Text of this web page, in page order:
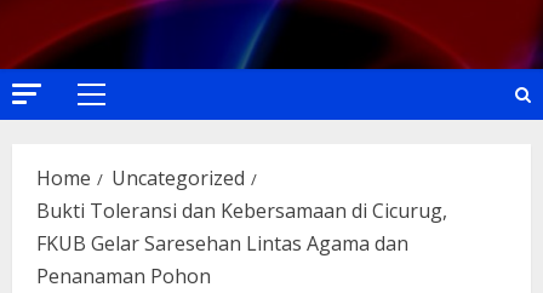
Primary
Home
Uncategorized
Bukti Toleransi dan Kebersamaan di Cicurug,
FKUB Gelar Saresehan Lintas Agama dan
Penanaman Pohon